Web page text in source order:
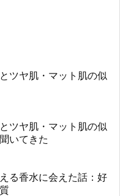
ツヤ肌・マット肌の似
ツヤ肌・マット肌の似
いてきた
る香水に会えた話：好